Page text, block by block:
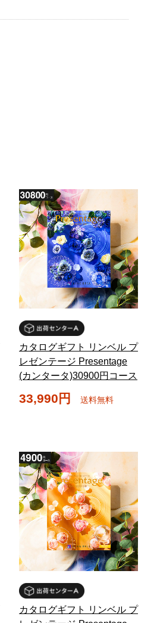
カタログギフト リンベル プ
レゼンテージ Presentage
(カンタータ)30900円コース
33,990円 送料無料
カタログギフト リンベル プ